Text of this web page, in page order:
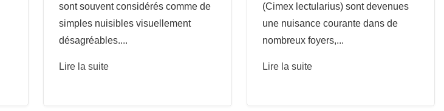
sont souvent considérés comme de
simples nuisibles visuellement
désagréables....
Lire la suite
(Cimex lectularius) sont devenues
une nuisance courante dans de
nombreux foyers,...
Lire la suite